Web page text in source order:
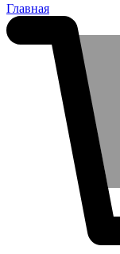
Главная